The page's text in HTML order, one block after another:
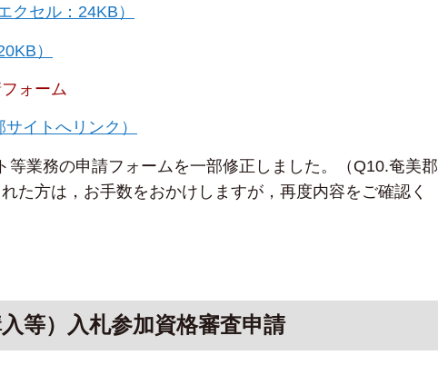
クセル：24KB）
）
ォーム
イトへリンク）
業務の申請フォームを一部修正しました。（Q10.奄美郡
た方は，お手数をおかけしますが，再度内容をご確認く
等）入札参加資格審査申請